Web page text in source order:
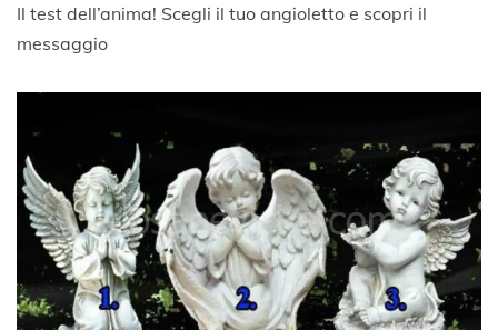
Il test dell’anima! Scegli il tuo angioletto e scopri il
messaggio